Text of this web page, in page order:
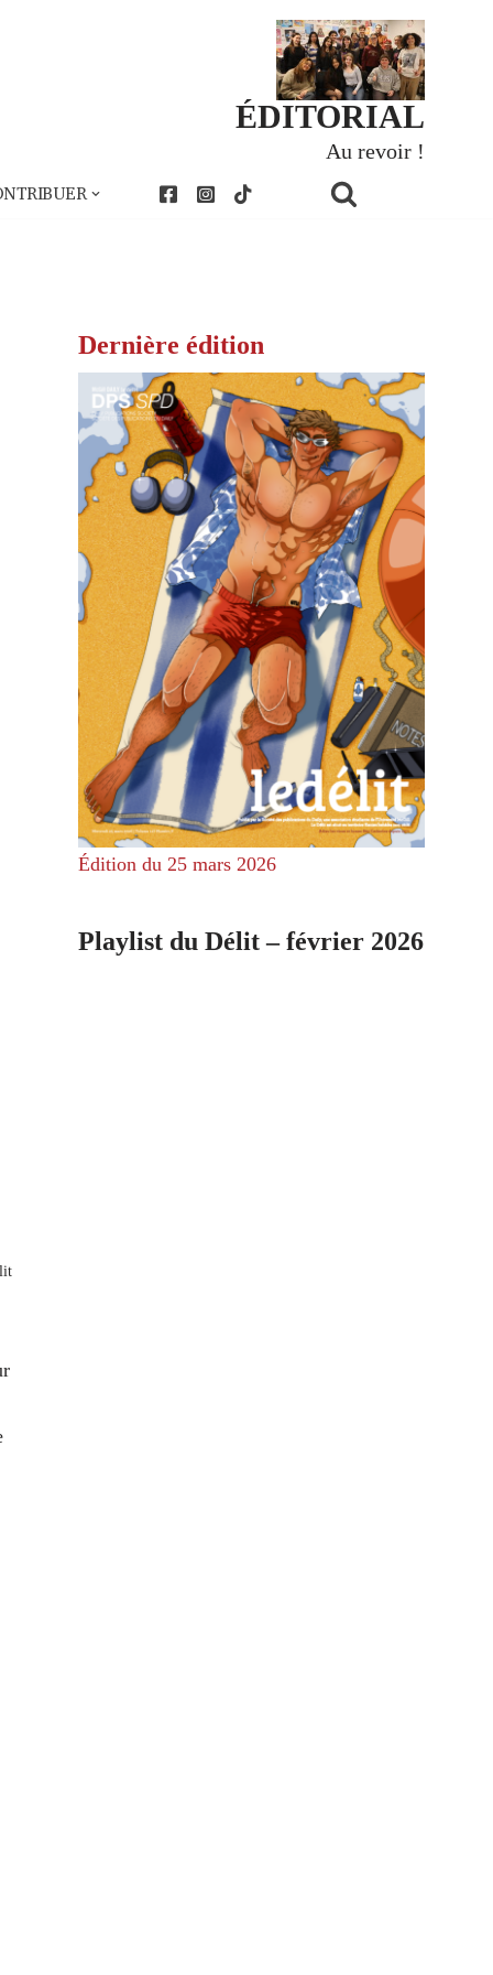
ÉDITORIAL
Au revoir !
Dernière édition
Édition du 25 mars 2026
Playlist du Délit – février 2026